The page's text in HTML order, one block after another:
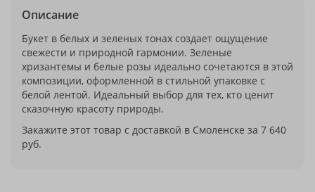
Описание
Букет в белых и зеленых тонах создает ощущение
свежести и природной гармонии. Зеленые
хризантемы и белые розы идеально сочетаются в этой
композиции, оформленной в стильной упаковке с
белой лентой. Идеальный выбор для тех, кто ценит
сказочную красоту природы.
Закажите этот товар с доставкой в Смоленске за 7 640
руб.